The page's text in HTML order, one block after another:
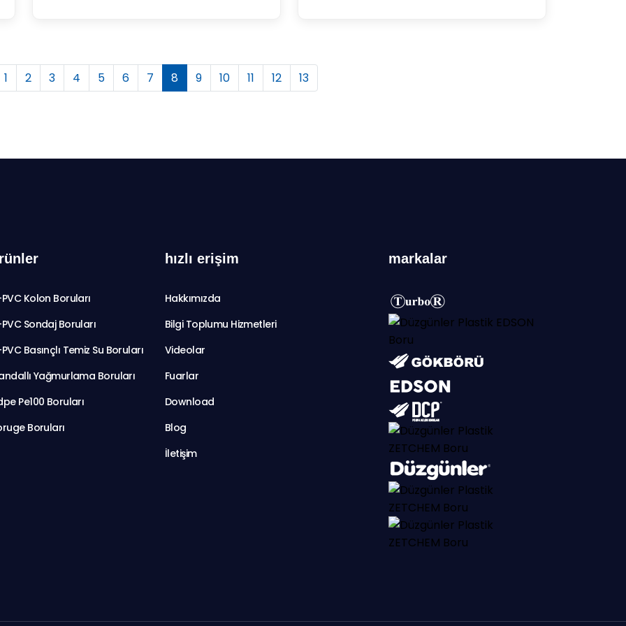
1 2 3 4 5 6 7 8 9 10 11 12 13
Kolon Boruları
Sondaj Boruları
Basınçlı Temiz Su Boruları
Yağmurlama Boruları
Pe100 Boruları
Boruları
hızlı erişim
Hakkımızda
Bilgi Toplumu Hizmetleri
Videolar
Fuarlar
Download
Blog
İletişim
markalar